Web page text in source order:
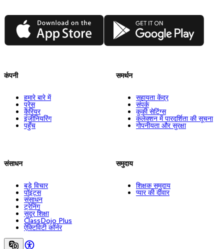
App Store Google Play
कंपनी
हमारे बारे में
प्रेस
कैरियर
इंजीनियरिंग
पहुँच
संसाधन
बड़े विचार
पॉइंट्स
संसाधन
ट्रेनिंग
सुदूर शिक्षा
ClassDojo Plus
ऐक्टिविटी कॉर्नर
समर्थन
सहायता केंद्र
संपर्क
कुकी सेटिंग्स
कलेक्शन में पारदर्शिता की सूचना
गोपनीयता और सुरक्षा
समुदाय
शिक्षक समुदाय
प्यार की दीवार